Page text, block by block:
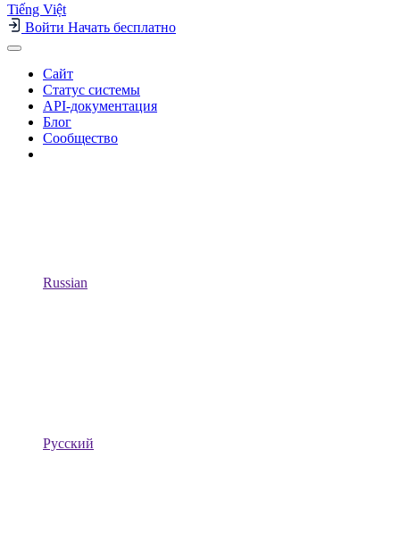
Tiếng Việt
Войти Начать бесплатно
Сайт
Статус системы
API-документация
Блог
Сообщество
Russian
Русский